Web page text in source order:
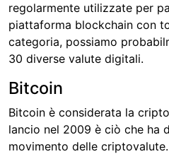
regolarmente utilizzate per
piattaforma blockchain con
categoria, possiamo
30 diverse valute digitali.
Bitcoin
Bitcoin è considerata la
lancio nel 2009 è ciò che ha
movimento delle